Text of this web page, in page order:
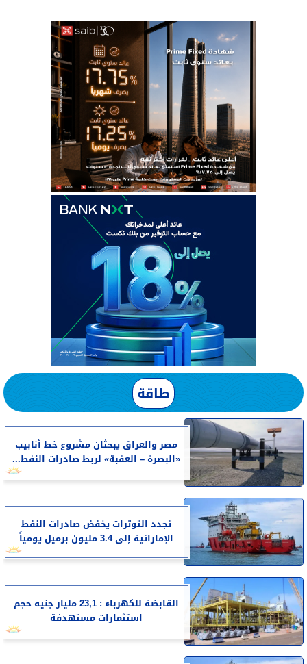
طاقة
مصر والعراق يبحثان مشروع خط أنابيب
«البصرة – العقبة» لربط صادرات النفط...
تجدد التوترات يخفض صادرات النفط
الإماراتية إلى 3.4 مليون برميل يومياً
القابضة للكهرباء : 23,1 مليار جنيه حجم
استثمارات مستهدفة